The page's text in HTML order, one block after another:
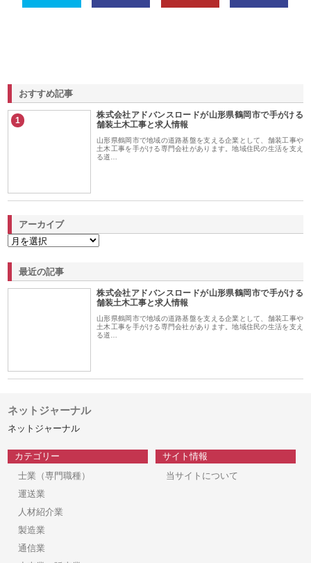
おすすめ記事
1
株式会社アドバンスロードが山形県鶴岡市で手がける
舗装土木工事と求人情報
山形県鶴岡市で地域の道路基盤を支える企業として、舗装工事や
土木工事を手がける専門会社があります。地域住民の生活を支え
る道…
アーカイブ
最近の記事
株式会社アドバンスロードが山形県鶴岡市で手がける
舗装土木工事と求人情報
山形県鶴岡市で地域の道路基盤を支える企業として、舗装工事や
土木工事を手がける専門会社があります。地域住民の生活を支え
る道…
ネットジャーナル
ネットジャーナル
カテゴリー
士業（専門職種）
運送業
人材紹介業
製造業
通信業
サイト情報
当サイトについて